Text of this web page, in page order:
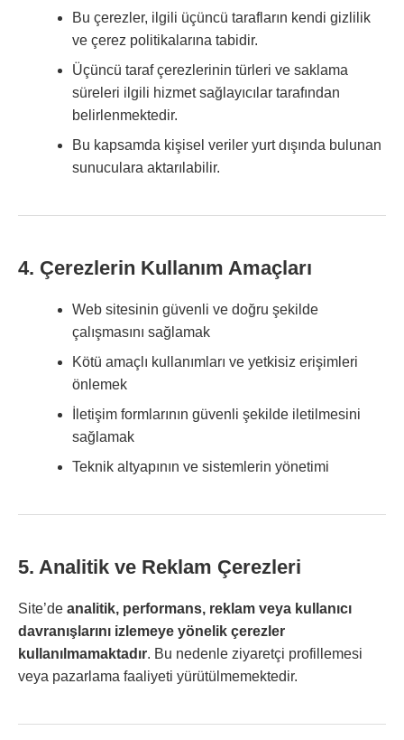
Bu çerezler, ilgili üçüncü tarafların kendi gizlilik
ve çerez politikalarına tabidir.
Üçüncü taraf çerezlerinin türleri ve saklama
süreleri ilgili hizmet sağlayıcılar tarafından
belirlenmektedir.
Bu kapsamda kişisel veriler yurt dışında bulunan
sunuculara aktarılabilir.
4. Çerezlerin Kullanım Amaçları
Web sitesinin güvenli ve doğru şekilde
çalışmasını sağlamak
Kötü amaçlı kullanımları ve yetkisiz erişimleri
önlemek
İletişim formlarının güvenli şekilde iletilmesini
sağlamak
Teknik altyapının ve sistemlerin yönetimi
5. Analitik ve Reklam Çerezleri
Site’de analitik, performans, reklam veya kullanıcı
davranışlarını izlemeye yönelik çerezler
kullanılmamaktadır. Bu nedenle ziyaretçi profillemesi
veya pazarlama faaliyeti yürütülmemektedir.